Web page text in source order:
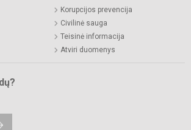
Korupcijos prevencija
Civilinė sauga
Teisinė informacija
Atviri duomenys